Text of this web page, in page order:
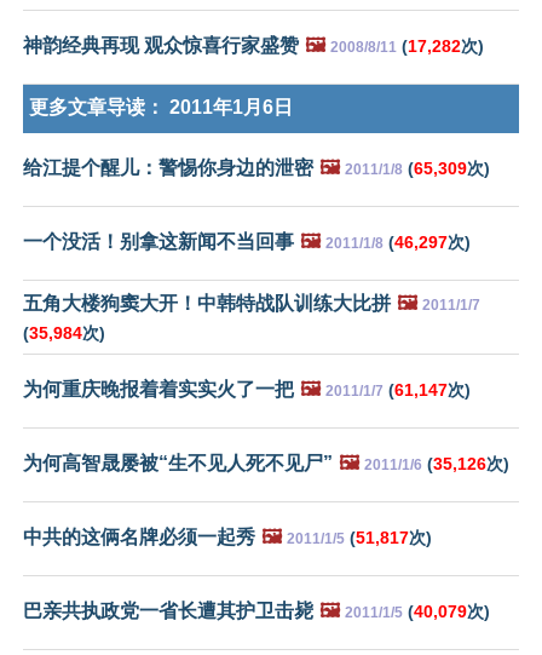
神韵经典再现 观众惊喜行家盛赞 🖼️ 2008/8/11 (17,282次)
更多文章导读： 2011年1月6日
给江提个醒儿：警惕你身边的泄密 🖼️ 2011/1/8 (65,309次)
一个没活！别拿这新闻不当回事 🖼️ 2011/1/8 (46,297次)
五角大楼狗窦大开！中韩特战队训练大比拼 🖼️ 2011/1/7
(35,984次)
为何重庆晚报着着实实火了一把 🖼️ 2011/1/7 (61,147次)
为何高智晟屡被“生不见人死不见尸” 🖼️ 2011/1/6 (35,126次)
中共的这俩名牌必须一起秀 🖼️ 2011/1/5 (51,817次)
巴亲共执政党一省长遭其护卫击毙 🖼️ 2011/1/5 (40,079次)